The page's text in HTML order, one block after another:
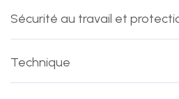
Sécurité au travail et
Technique